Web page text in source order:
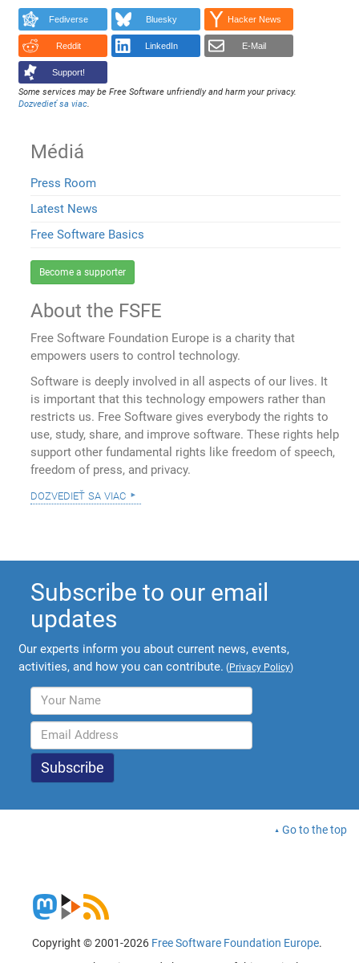
Fediverse Bluesky Hacker News
Reddit LinkedIn E-Mail
Support!
Some services may be Free Software unfriendly and harm your privacy.
Dozvedieť sa viac.
Médiá
Press Room
Latest News
Free Software Basics
Become a supporter
About the FSFE
Free Software Foundation Europe is a charity that
empowers users to control technology.
Software is deeply involved in all aspects of our lives. It
is important that this technology empowers rather than
restricts us. Free Software gives everybody the rights to
use, study, share, and improve software. These rights help
support other fundamental rights like freedom of speech,
freedom of press, and privacy.
dozvedieť sa viac
Subscribe to our email
updates
Our experts inform you about current news, events,
activities, and how you can contribute. (Privacy Policy)
Go to the top
Copyright © 2001-2026 Free Software Foundation Europe.